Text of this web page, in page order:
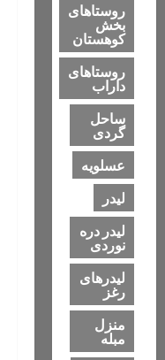
روستاهای
بخش
کوهستان
روستاهای
داراب
ساحل
گردی
عسلویه
لیدر
لیدر دره
نوردی
لیدرهای
رغز
منزل
مبله